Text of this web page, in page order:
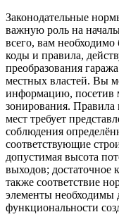
Законодательные
важную роль на
всего, вам необходимо
коды и правила,
преобразования
местных властей. Вы
информацию, посетив
зонирования. Правила
мест требует
соблюдения
соответствующие
допустимая высота
выходов; достаточное
также соответствие
элементы необходимы
функциональности